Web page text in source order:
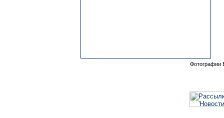
Фотографии